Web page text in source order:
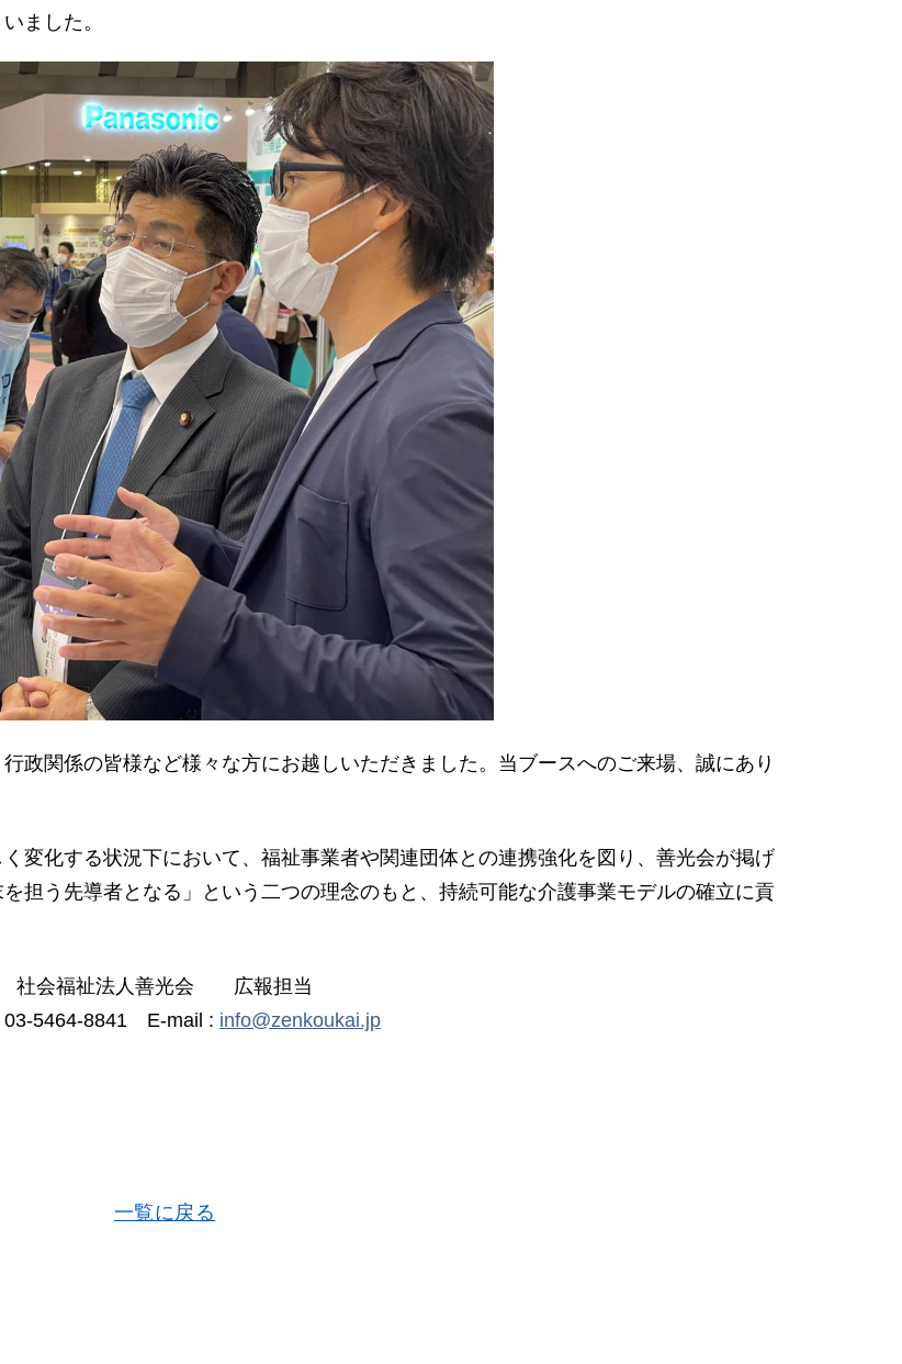
ました。
政関係の皆様など様々な方にお越しいただきました。当ブースへのご来場、誠にあり
変化する状況下において、福祉事業者や関連団体との連携強化を図り、善光会が掲げ
担う先導者となる」という二つの理念のもと、持続可能な介護事業モデルの確立に貢
社会福祉法人善光会 広報担当
03-5464-8841 E-mail : info@zenkoukai.jp
一覧に戻る